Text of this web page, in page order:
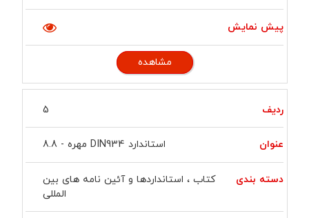
مشاهده
5
استاندارد DIN934 مهره - 8.8
کتاب ، استانداردها و آئین نامه های بین
المللی